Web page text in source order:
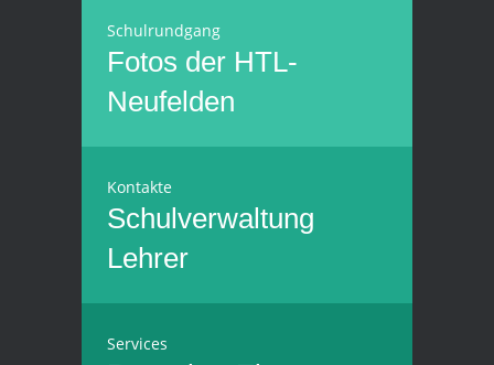
Schulrundgang
Fotos der HTL-
Neufelden
Kontakte
Schulverwaltung
Lehrer
Services